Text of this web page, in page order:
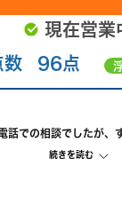
現在営業
数
96点
話での相談でしたが、
相談に乗ってもらえま
こともあり、自分のこ
なさいと励ましてもら
続きを読む